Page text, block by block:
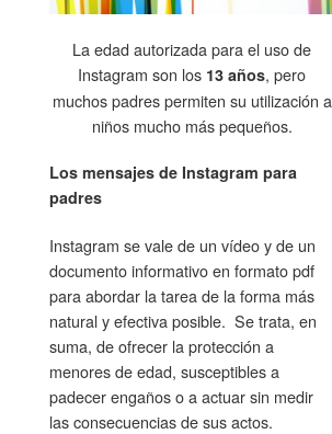
La edad autorizada para el uso de
Instagram son los 13 años, pero
muchos padres permiten su utilización a
niños mucho más pequeños.
Los mensajes de Instagram para
padres
Instagram se vale de un vídeo y de un
documento informativo en formato pdf
para abordar la tarea de la forma más
natural y efectiva posible. Se trata, en
suma, de ofrecer la protección a
menores de edad, susceptibles a
padecer engaños o a actuar sin medir
las consecuencias de sus actos.